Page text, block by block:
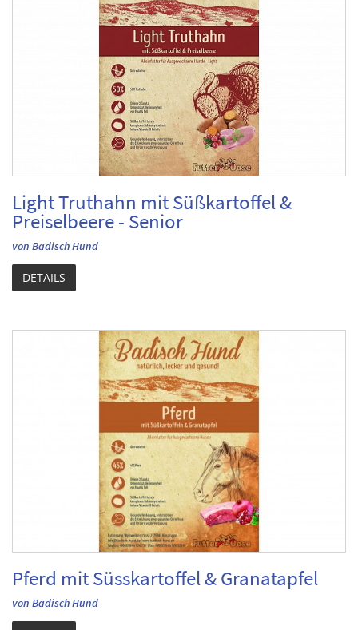
Light Truthahn mit Süßkartoffel &
Preiselbeere - Senior
von Badisch Hund
DETAILS
Pferd mit Süsskartoffel & Granatapfel
von Badisch Hund